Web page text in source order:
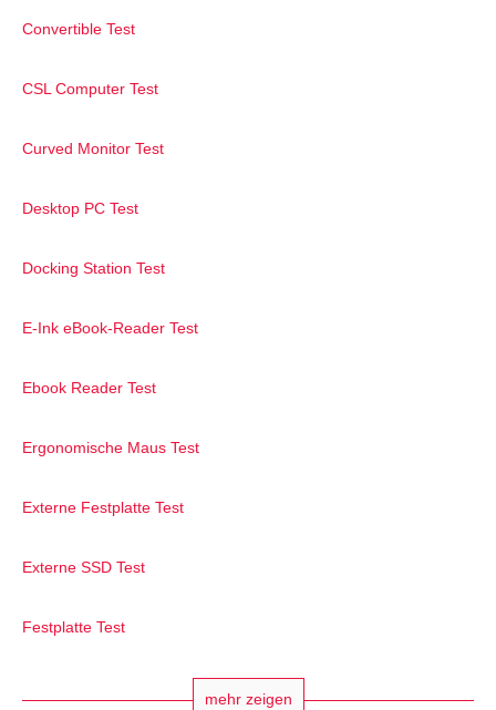
Convertible Test
CSL Computer Test
Curved Monitor Test
Desktop PC Test
Docking Station Test
E-Ink eBook-Reader Test
Ebook Reader Test
Ergonomische Maus Test
Externe Festplatte Test
Externe SSD Test
Festplatte Test
mehr zeigen